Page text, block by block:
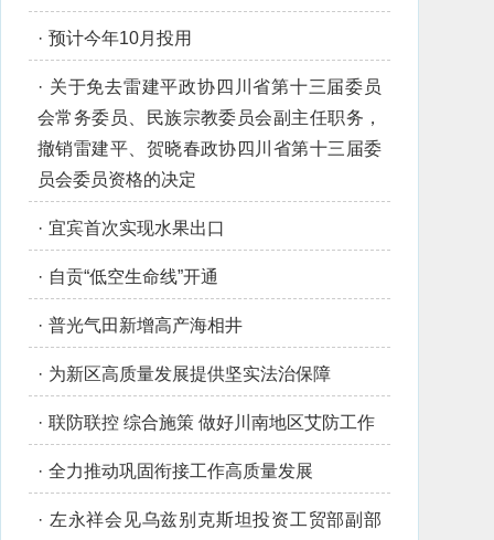
· 预计今年10月投用
· 关于免去雷建平政协四川省第十三届委员
会常务委员、民族宗教委员会副主任职务，
撤销雷建平、贺晓春政协四川省第十三届委
员会委员资格的决定
· 宜宾首次实现水果出口
· 自贡“低空生命线”开通
· 普光气田新增高产海相井
· 为新区高质量发展提供坚实法治保障
· 联防联控 综合施策 做好川南地区艾防工作
· 全力推动巩固衔接工作高质量发展
· 左永祥会见乌兹别克斯坦投资工贸部副部